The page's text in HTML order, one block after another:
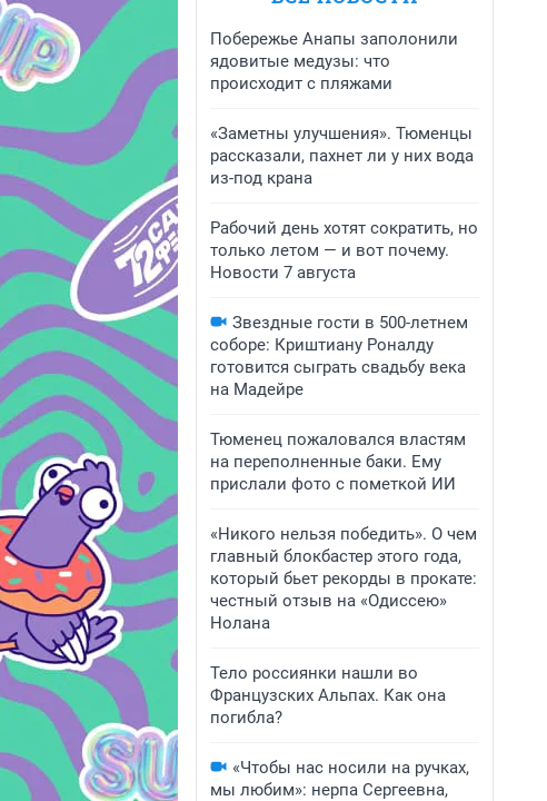
Побережье Анапы заполонили
ядовитые медузы: что
происходит с пляжами
«Заметны улучшения». Тюменцы
рассказали, пахнет ли у них вода
из-под крана
Рабочий день хотят сократить, но
только летом — и вот почему.
Новости 7 августа
Звездные гости в 500-летнем
соборе: Криштиану Роналду
готовится сыграть свадьбу века
на Мадейре
Тюменец пожаловался властям
на переполненные баки. Ему
прислали фото с пометкой ИИ
«Никого нельзя победить». О чем
главный блокбастер этого года,
который бьет рекорды в прокате:
честный отзыв на «Одиссею»
Нолана
Тело россиянки нашли во
Французских Альпах. Как она
погибла?
«Чтобы нас носили на ручках,
мы любим»: нерпа Сергеевна,